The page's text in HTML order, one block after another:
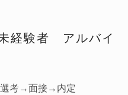
経験者 アルバイ
考→面接→内定